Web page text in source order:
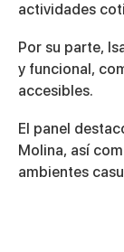
actividades
Por su parte,
y funcional,
accesibles.
El panel
Molina, así
ambientes